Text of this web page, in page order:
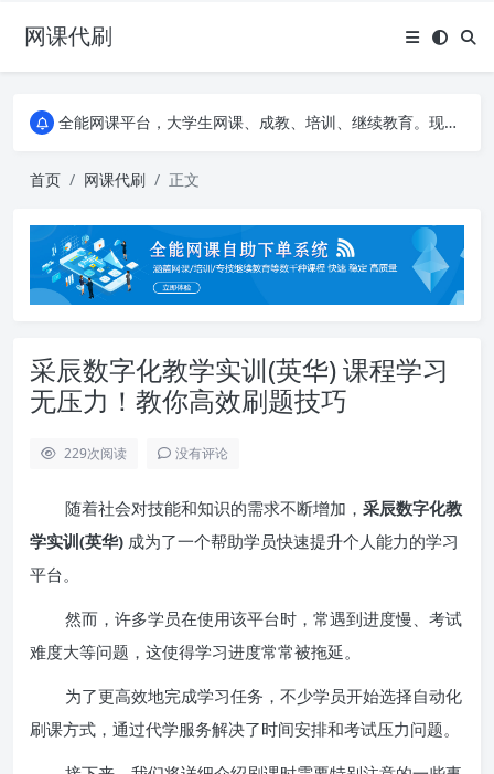
网课代刷
AI论文写作平台，根据真实文献内容生成论文
全能网课平台，大学生网课、成教、培训、继续教育。现已接入代刷代考项目3000+
全能网课平台，大学生网课、成教、培训、继续教育。现已接入代刷代考项目3000+
首页 网课代刷 正文
采辰数字化教学实训(英华) 课程学习
无压力！教你高效刷题技巧
229次阅读 没有评论
随着社会对技能和知识的需求不断增加， 采辰数字化教
学实训(英华) 成为了一个帮助学员快速提升个人能力的学习
平台。
然而，许多学员在使用该平台时，常遇到进度慢、考试
难度大等问题，这使得学习进度常常被拖延。
为了更高效地完成学习任务，不少学员开始选择自动化
刷课方式，通过代学服务解决了时间安排和考试压力问题。